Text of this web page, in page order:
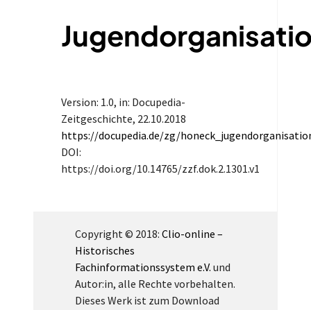
Version: 1.0, in: Docupedia-
Zeitgeschichte, 22.10.2018
https://docupedia.de/zg/
DOI:
https://doi.org/10.14765/zzf.dok.2.1301.v1
Copyright © 2018: Clio-online –
Historisches
Fachinformationssystem e.V. und
Autor:in, alle Rechte vorbehalten.
Dieses Werk ist zum Download